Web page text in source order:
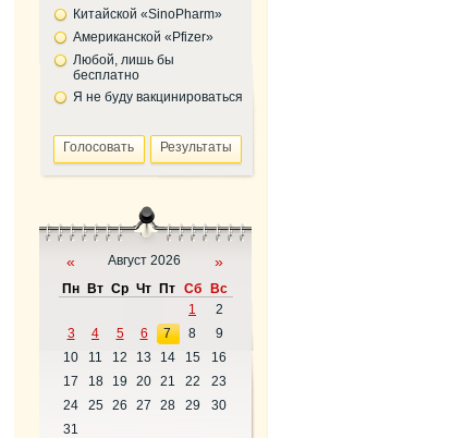
Китайской «SinoPharm»
Американской «Pfizer»
Любой, лишь бы
бесплатно
Я не буду вакцинироваться
« Август 2026 »
Пн Вт Ср Чт Пт Сб
Вс
1
2
3
4 5 6 7 8
9
10
11 12 13 14 15
16
17
18 19 20 21 22
23
24
25 26 27 28 29
30
31